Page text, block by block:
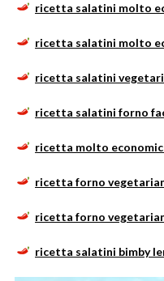
ricetta salatini molto
ricetta salatini molto
ricetta salatini
ricetta salatini forno
ricetta molto
ricetta forno
ricetta forno
ricetta salatini bimby